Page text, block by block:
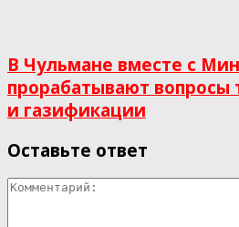
В Чульмане вместе с
прорабатывают вопросы
и газификации
Оставьте ответ